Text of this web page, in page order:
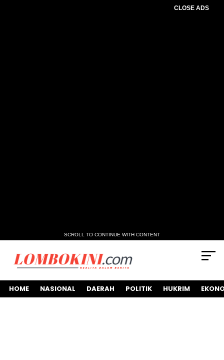
CLOSE ADS
SCROLL TO CONTINUE WITH CONTENT
HOME NASIONAL DAERAH POLITIK HUKRIM